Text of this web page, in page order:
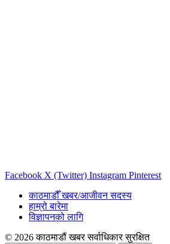
Facebook X (Twitter) Instagram Pinterest
काठमाडौँ खबर/आजीवन सदस्य
हाम्रो बारेमा
विज्ञापनको लागि
© 2026 काठमाडौं खबर सर्वाधिकार सुरक्षित